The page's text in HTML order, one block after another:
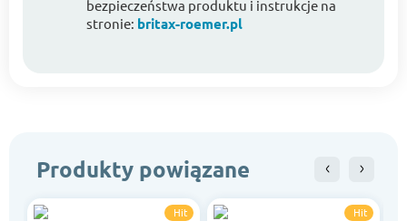
bezpieczeństwa produktu i instrukcje na
stronie: britax-roemer.pl
Produkty powiązane
Hit Hit